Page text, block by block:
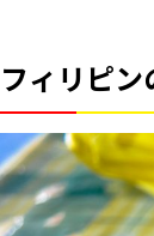
フィリピ